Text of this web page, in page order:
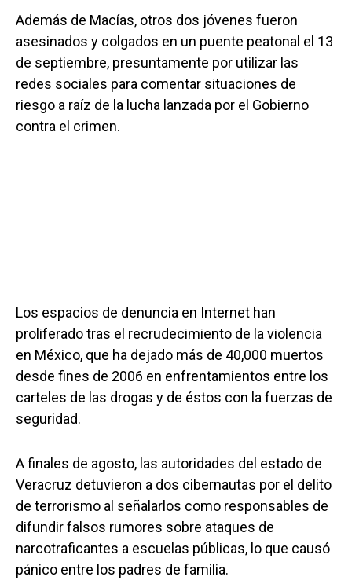
Además de Macías, otros dos jóvenes fueron
asesinados y colgados en un puente peatonal el 13
de septiembre, presuntamente por utilizar las
redes sociales para comentar situaciones de
riesgo a raíz de la lucha lanzada por el Gobierno
contra el crimen.
Los espacios de denuncia en Internet han
proliferado tras el recrudecimiento de la violencia
en México, que ha dejado más de 40,000 muertos
desde fines de 2006 en enfrentamientos entre los
carteles de las drogas y de éstos con la fuerzas de
seguridad.
A finales de agosto, las autoridades del estado de
Veracruz detuvieron a dos cibernautas por el delito
de terrorismo al señalarlos como responsables de
difundir falsos rumores sobre ataques de
narcotraficantes a escuelas públicas, lo que causó
pánico entre los padres de familia.